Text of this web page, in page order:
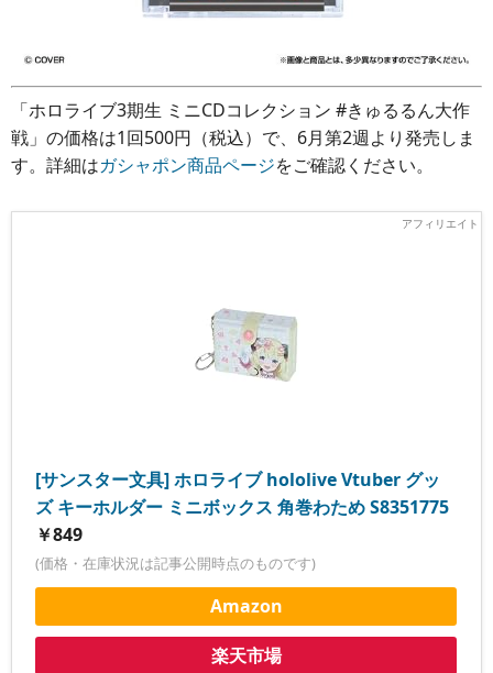
「ホロライブ3期生 ミニCDコレクション #きゅるるん大作
戦」の価格は1回500円（税込）で、6月第2週より発売しま
す。詳細はガシャポン商品ページをご確認ください。
[サンスター文具] ホロライブ hololive Vtuber グッ
ズ キーホルダー ミニボックス 角巻わため S8351775
￥849
(価格・在庫状況は記事公開時点のものです)
Amazon
楽天市場